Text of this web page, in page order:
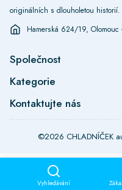
Vyhledávání
originálních s dlouholetou historií.
Hamerská 624/19, Olomouc
Společnost
Kategorie
Kontaktujte nás
©2026 CHLADNÍČEK